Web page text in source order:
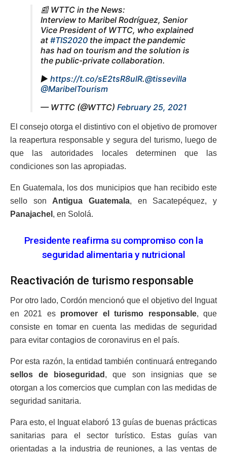
📰 WTTC in the News:
Interview to Maribel Rodríguez, Senior
Vice President of WTTC, who explained
at #TIS2020 ​ the impact the pandemic
has had on tourism and the solution is
the public-private collaboration.
▶️ https://t.co/sE2tsR8ulR.@tissevilla
@MaribelTourism
— WTTC (@WTTC) February 25, 2021
El consejo otorga el distintivo con el objetivo de promover
la reapertura responsable y segura del turismo, luego de
que las autoridades locales determinen que las
condiciones son las apropiadas.
En Guatemala, los dos municipios que han recibido este
sello son Antigua Guatemala, en Sacatepéquez, y
Panajachel , en Sololá.
Presidente reafirma su compromiso con la
seguridad alimentaria y nutricional
Reactivación de turismo responsable
Por otro lado, Cordón mencionó que el objetivo del Inguat
en 2021 es promover el turismo responsable, que
consiste en tomar en cuenta las medidas de seguridad
para evitar contagios de coronavirus en el país.
Por esta razón, la entidad también continuará entregando
sellos de bioseguridad , que son insignias que se
otorgan a los comercios que cumplan con las medidas de
seguridad sanitaria.
Para esto, el Inguat elaboró 13 guías de buenas prácticas
sanitarias para el sector turístico. Estas guías van
orientadas a la industria de reuniones, a las ventas de